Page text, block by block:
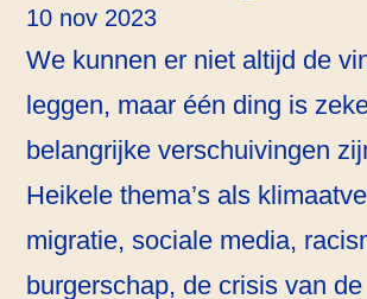
10 nov 2023
We kunnen er niet altijd de
leggen, maar één ding is
belangrijke verschuivingen
Heikele thema’s als
migratie, sociale media,
burgerschap, de crisis van